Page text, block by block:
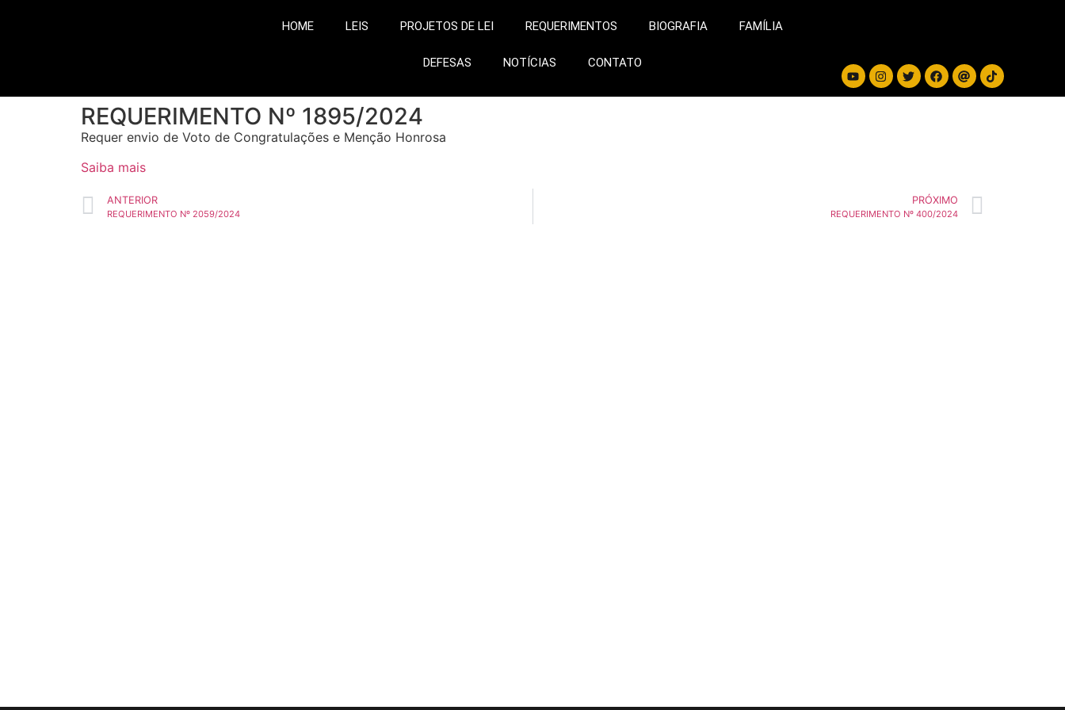
HOME LEIS PROJETOS DE LEI REQUERIMENTOS BIOGRAFIA FAMÍLIA
DEFESAS NOTÍCIAS CONTATO
REQUERIMENTO Nº 1895/2024
Requer envio de Voto de Congratulações e Menção Honrosa
Saiba mais
ANTERIOR
REQUERIMENTO Nº 2059/2024
PRÓXIMO
REQUERIMENTO Nº 400/2024